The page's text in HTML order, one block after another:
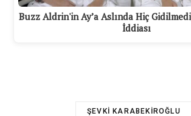
Buzz Aldrin'in Ay’a Aslında Hiç
İddiası
ŞEVKI KARABEKIROĞLU